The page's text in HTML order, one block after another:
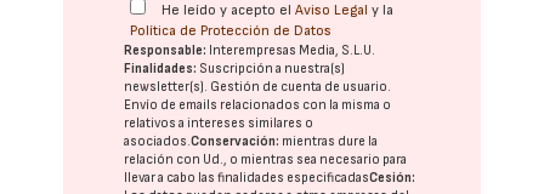
He leído y acepto elAviso Legal y la
Política de Protección de Datos
Responsable: Interempresas Media, S.L.U.
Finalidades: Suscripción a nuestra(s)
newsletter(s). Gestión de cuenta de usuario.
Envío de emails relacionados con la misma o
relativos a intereses similares o
asociados.Conservación: mientras dure la
relación con Ud., o mientras sea necesario para
llevar a cabo las finalidades especificadasCesión: